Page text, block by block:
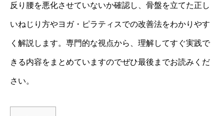
反り腰を悪化させていないか確認し、骨盤を立てた正し
いねじり方やヨガ・ピラティスでの改善法をわかりやす
く解説します。専門的な視点から、理解してすぐ実践で
きる内容をまとめていますのでぜひ最後までお読みくだ
さい。